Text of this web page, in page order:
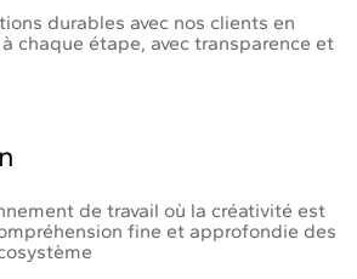
durables avec nos clients en
chaque étape, avec transparence et
de travail où la créativité est
fine et approfondie des